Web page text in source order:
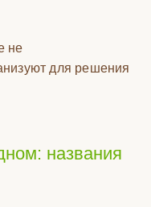
не
для решения
названия